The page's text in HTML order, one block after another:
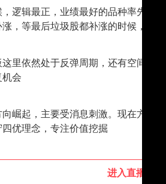
，逻辑最正，业绩最好的品种率先企
，等最后垃圾股都补涨的时候，反
这里依然处于反弹周期，还有空间，
机会
崛起，主要受消息刺激。现在方向
优理念，专注价值挖掘
进入直播间